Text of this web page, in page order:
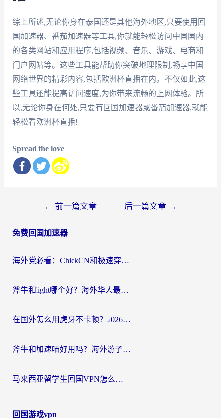
综上所述,无论你身在泰国还是其他海外地区,只要使用回
国加速器、番茄加速器等工具,你就能轻松访问中国国内
的各类网站和应用程序,包括视频、音乐、游戏、电商和
门户网站等。这些工具能帮助你突破地理限制,畅享中国
网络世界的精彩内容,包括欧洲杯直播在内。不仅如此,这
些工具还能提高访问速度,为你带来流畅的上网体验。所
以,无论你身在何处,只要有回国加速器或番茄加速器,就能
轻松看欧洲杯直播!
Spread the love
导
← 前一篇文章 后一篇文章 →
免费回国加速器
海外党必看：ChickCN和极速穿梭VPN好用吗？3招教你选对回国加速器无缝刷国内资源
斧牛和light哪个好？海外华人最关心的回国加速器选择难题，一篇讲透
在国外怎么用虎牙不卡顿？2026海外华人亲测有效的回国加速器选择指南
斧牛和加速喵好用吗？海外游子的真实选择困境
马来西亚留学生回国VPN怎么选？3个避坑点+1款实测好用的加速器推荐
回国游戏vpn